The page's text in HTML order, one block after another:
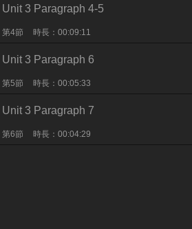
Unit 3 Paragraph 4-5
第4節 時長：00:09:11
Unit 3 Paragraph 6
第5節 時長：00:05:33
Unit 3 Paragraph 7
第6節 時長：00:04:29